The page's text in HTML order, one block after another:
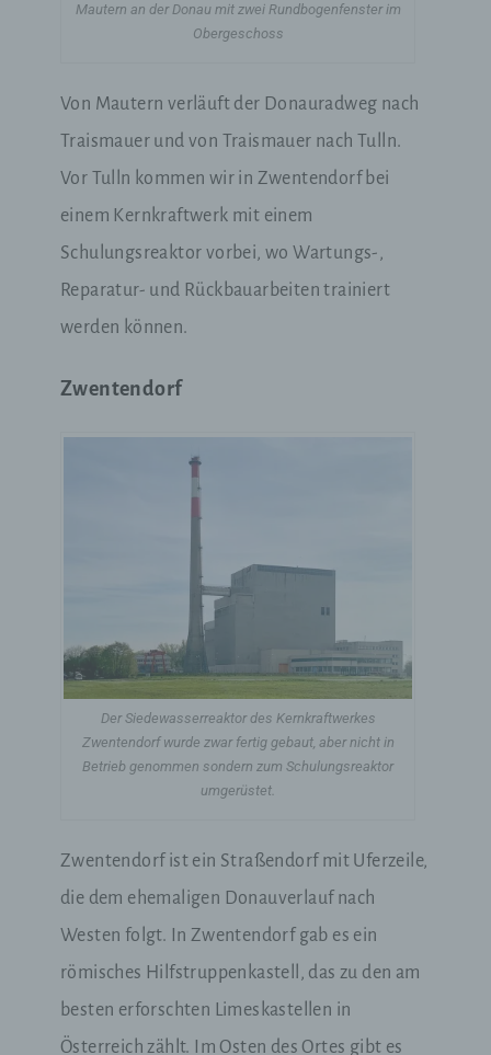
Mautern an der Donau mit zwei Rundbogenfenster im
Obergeschoss
Von Mautern verläuft der Donauradweg nach
Traismauer und von Traismauer nach Tulln.
Vor Tulln kommen wir in Zwentendorf bei
einem Kernkraftwerk mit einem
Schulungsreaktor vorbei, wo Wartungs-,
Reparatur- und Rückbauarbeiten trainiert
werden können.
Zwentendorf
Der Siedewasserreaktor des Kernkraftwerkes
Zwentendorf wurde zwar fertig gebaut, aber nicht in
Betrieb genommen sondern zum Schulungsreaktor
umgerüstet.
Zwentendorf ist ein Straßendorf mit Uferzeile,
die dem ehemaligen Donauverlauf nach
Westen folgt. In Zwentendorf gab es ein
römisches Hilfstruppenkastell, das zu den am
besten erforschten Limeskastellen in
Österreich zählt. Im Osten des Ortes gibt es